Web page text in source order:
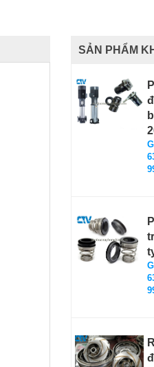
SẢN PHẨM